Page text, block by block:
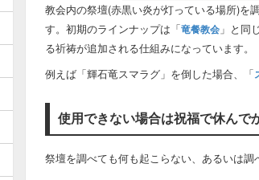
教会内の祭壇(赤黒い炎が灯っている場所)を
す。初期のラインナップは「竜餐教会 」と同
る祈祷が追加される仕組みになっています。
例えば「輝石竜スマラグ」を倒した場合、「
使用できない場合は祝福で休んで
祭壇を調べても何も起こらない、あるいは調